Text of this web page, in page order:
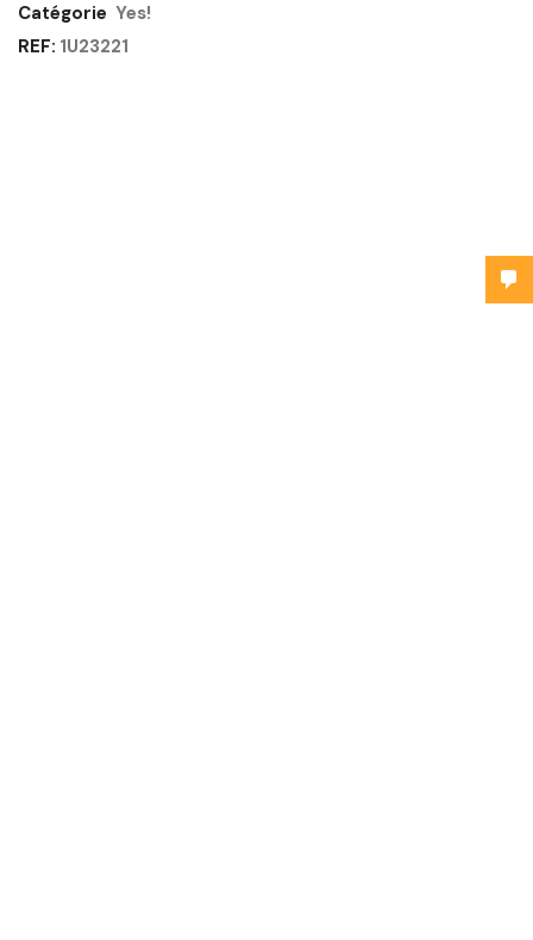
Catégorie Yes!
REF: 1U23221